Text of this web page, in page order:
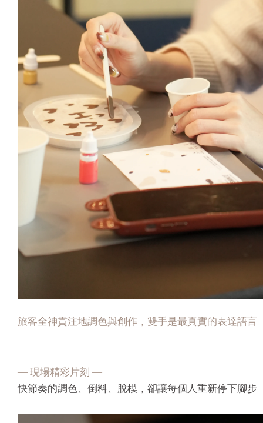
旅客全神貫注地調色與創作，雙手是最真實的表達語言
— 現場精彩片刻 —
快節奏的調色、倒料、脫模，卻讓每個人重新停下腳